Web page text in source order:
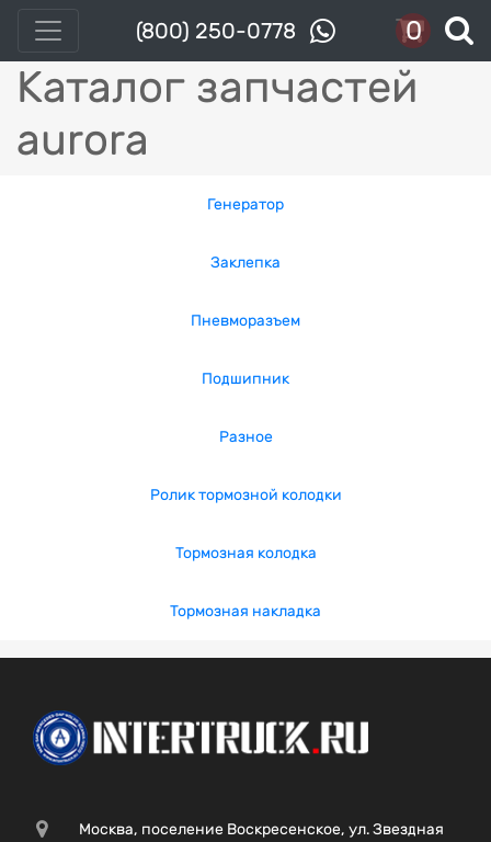
(800) 250-0778 0
Каталог запчастей
aurora
Генератор
Заклепка
Пневморазъем
Подшипник
Разное
Ролик тормозной колодки
Тормозная колодка
Тормозная накладка
Москва, поселение Воскресенское, ул. Звездная